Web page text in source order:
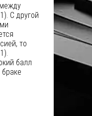
С другой
то
балл